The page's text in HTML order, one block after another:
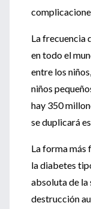
La frecuencia
en todo el
entre los
niños
hay 350
se duplicará
La forma más
la diabetes
absoluta de la
destrucción